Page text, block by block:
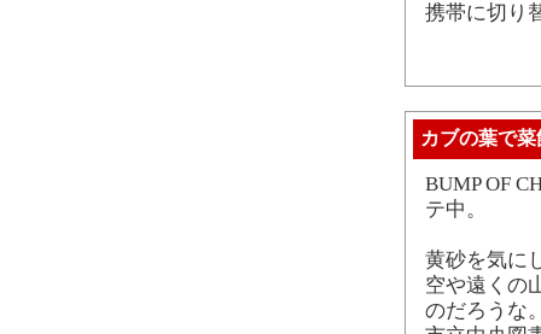
携帯に切り
カブの葉で菜
BUMP OF
テ中。
黄砂を気に
空や遠くの
のだろうな